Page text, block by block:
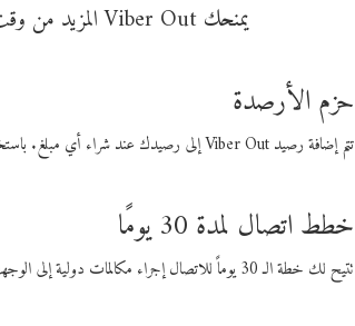
يمنحك Viber Out المزيد من وقت المكالمة مقابل تكلفة أقل من المال. اختر من أحد خيارات الاتصال المرنة ذات السعر المنخفض:
حزم الأرصدة
تتم إضافة رصيد Viber Out إلى رصيدك عند شراء أي مبلغ. باستخدام رصيدك، يمكنك إجراء مكالمات إلى أي رقم في العالم بأسعار فايبر المنخفضة.
خطط اتصال لمدة 30 يومًا
تتيح لك خطة الـ 30 يوماً للاتصال إجراء مكالمات دولية إلى الوجهة التي تختارها لمدة 30 يوماً بأسعار فايبر المنخفضة.